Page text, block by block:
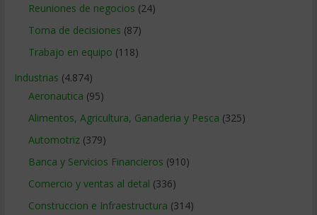
Reuniones de negocios (24)
Toma de decisiones (87)
Trabajo en equipo (118)
Industrias (4.874)
Aeronautica (95)
Alimentos, Agricultura, Ganaderia y Pesca (325)
Automotriz(379)
Banca y Servicios Financieros (910)
Comercio y ventas al detal (336)
Construccion e Infraestructura (314)